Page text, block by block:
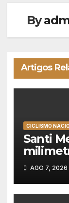
By
Artigos
CICLISMO
Santi
AGO 7, 2026